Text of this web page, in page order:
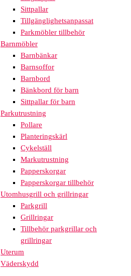
Sittpallar
Tillgänglighetsanpassat
Parkmöbler tillbehör
Barnmöbler
Barnbänkar
Barnsoffor
Barnbord
Bänkbord för barn
Sittpallar för barn
Parkutrustning
Pollare
Planteringskärl
Cykelställ
Markutrustning
Papperskorgar
Papperskorgar tillbehör
Utomhusgrill och grillringar
Parkgrill
Grillringar
Tillbehör parkgrillar och
grillringar
Uterum
Väderskydd